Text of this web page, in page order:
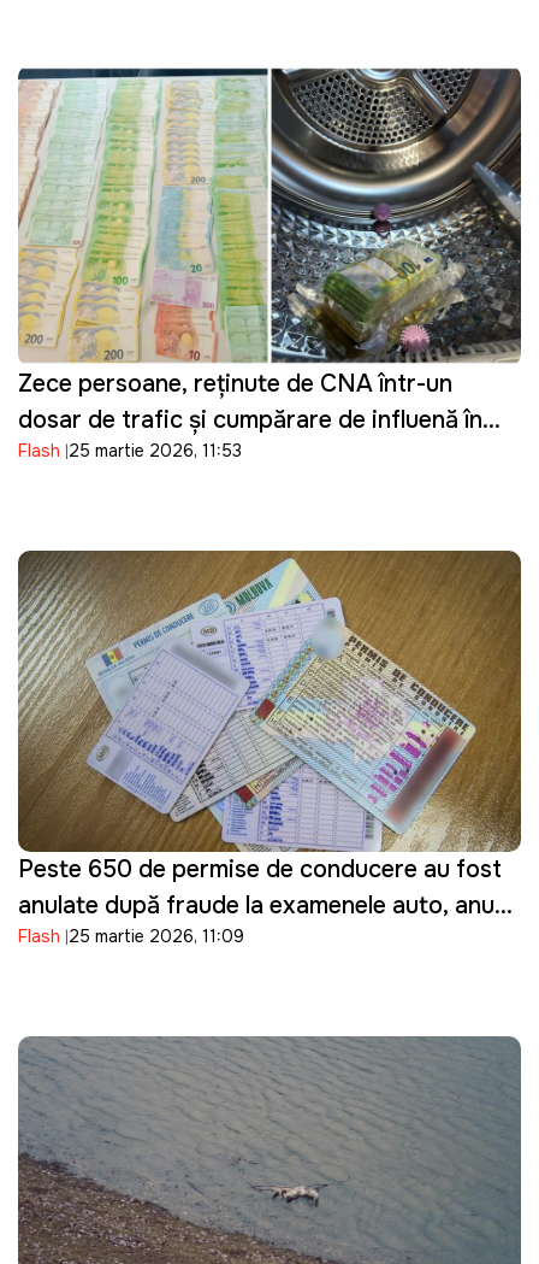
Zece persoane, reținute de CNA într-un
dosar de trafic și cumpărare de influență în
domeniul transportului
Flash 25 martie 2026, 11:53
Peste 650 de permise de conducere au fost
anulate după fraude la examenele auto, anunţă
ASP
Flash 25 martie 2026, 11:09